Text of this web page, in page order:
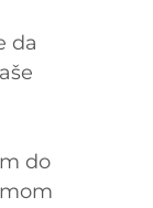
da
do